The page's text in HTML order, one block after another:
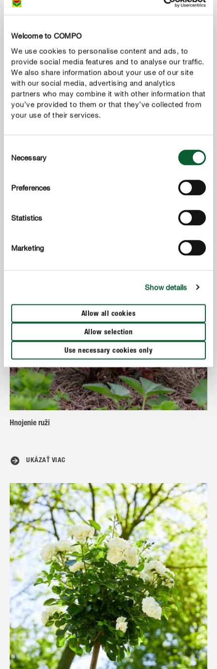
Welcome to COMPO
We use cookies to personalise content and ads, to
provide social media features and to analyse our traffic.
We also share information about your use of our site
with our social media, advertising and analytics
partners who may combine it with other information that
you’ve provided to them or that they’ve collected from
your use of their services.
Selection
Necessary
Preferences
Statistics
Marketing
Show details
Allow all cookies
Allow selection
Use necessary cookies only
Odrody ruží: pretože nie je ruža ako ruža
UKÁZAŤ VIAC
Hnojenie ruží
UKÁZAŤ VIAC